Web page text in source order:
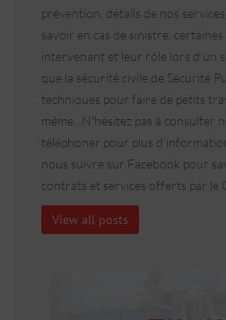
prévention, détails de nos
savoir en cas de sinistre,
intervenant et leur rôle lors d'un
que la sécurité civile de Sécurité
techniques pour faire de petits
même...N'hésitez pas à consulter
téléphoner pour plus
nous suivre sur Facebook pour
contrats et services offerts par le
View all posts